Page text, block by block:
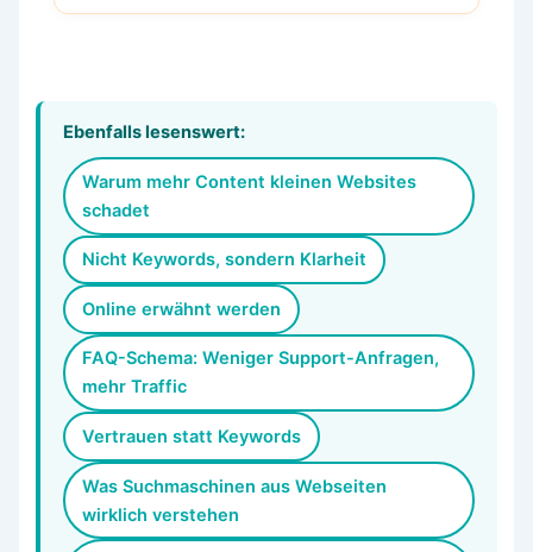
Ebenfalls lesenswert:
Warum mehr Content kleinen Websites
schadet
Nicht Keywords, sondern Klarheit
Online erwähnt werden
FAQ-Schema: Weniger Support-Anfragen,
mehr Traffic
Vertrauen statt Keywords
Was Suchmaschinen aus Webseiten
wirklich verstehen